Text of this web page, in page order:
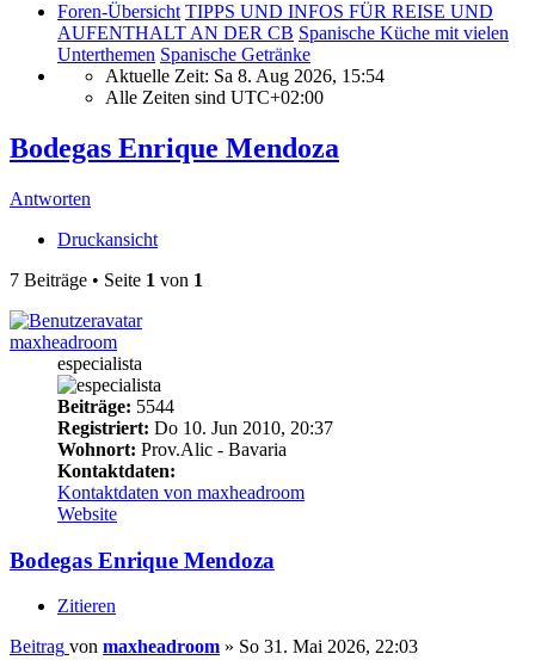
Foren-Übersicht TIPPS UND INFOS FÜR REISE UND
AUFENTHALT AN DER CB Spanische Küche mit vielen
Unterthemen Spanische Getränke
Aktuelle Zeit: Sa 8. Aug 2026, 15:54
Alle Zeiten sind UTC+02:00
Bodegas Enrique Mendoza
Antworten
Druckansicht
7 Beiträge • Seite 1 von 1
maxheadroom
especialista
Beiträge: 5544
Registriert: Do 10. Jun 2010, 20:37
Wohnort: Prov.Alic - Bavaria
Kontaktdaten:
Kontaktdaten von maxheadroom
Website
Bodegas Enrique Mendoza
Zitieren
Beitrag von maxheadroom » So 31. Mai 2026, 22:03